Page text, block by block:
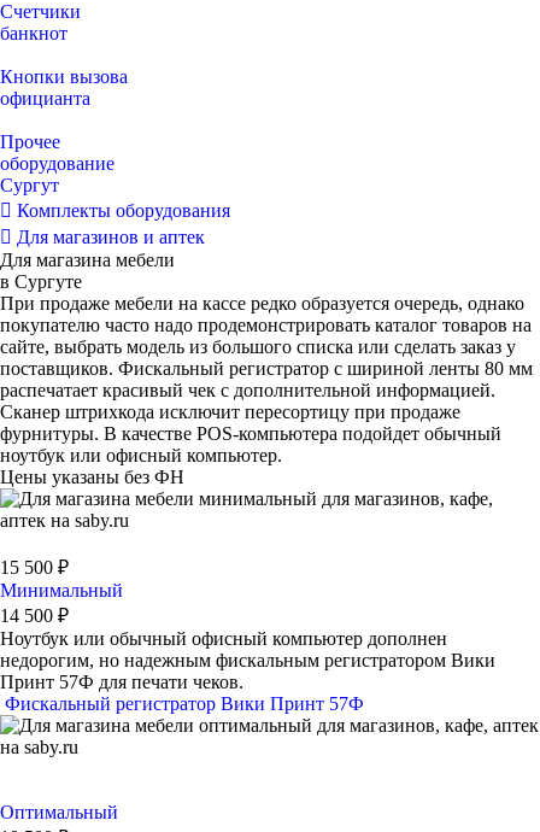
Счетчики
банкнот
Кнопки вызова
официанта
Прочее
оборудование
Сургут
Комплекты оборудования
Для магазинов и аптек
Для магазина мебели
в Сургуте
При продаже мебели на кассе редко образуется очередь, однако
покупателю часто надо продемонстрировать каталог товаров на
сайте, выбрать модель из большого списка или сделать заказ у
поставщиков. Фискальный регистратор с шириной ленты 80 мм
распечатает красивый чек с дополнительной информацией.
Сканер штрихкода исключит пересортицу при продаже
фурнитуры. В качестве POS-компьютера подойдет обычный
ноутбук или офисный компьютер.
Цены указаны без ФН
15 500 ₽
Минимальный
14 500 ₽
Ноутбук или обычный офисный компьютер дополнен
недорогим, но надежным фискальным регистратором Вики
Принт 57Ф для печати чеков.
Фискальный регистратор Вики Принт 57Ф
Оптимальный